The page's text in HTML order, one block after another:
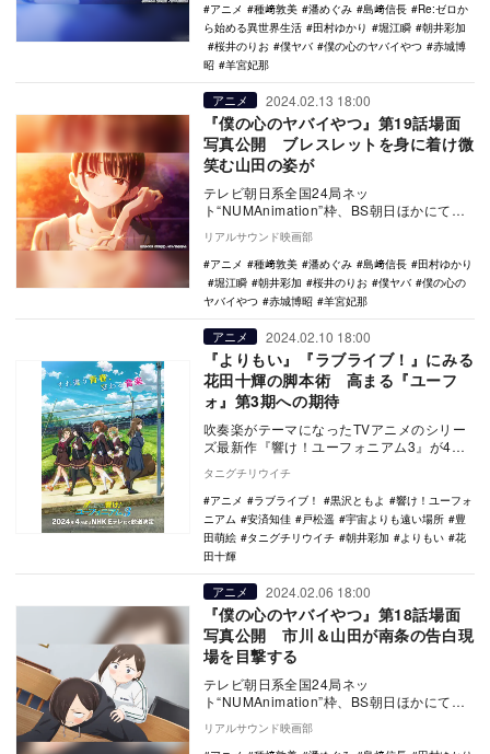
アニメ
種﨑敦美 潘めぐみ 島﨑信長
Re:ゼロか
ら始める異世界生活
田村ゆかり 堀江瞬
朝井彩加
桜井のりお
僕ヤバ 僕の心のヤバイやつ
赤城博
昭
羊宮妃那
アニメ 2024.02.13 18:00
『僕の心のヤバイやつ』第19話場面
写真公開 ブレスレットを身に着け微
笑む山田の姿が
テレビ朝日系全国24局ネッ
ト“NUMAnimation”枠、BS朝日ほかにて放
送中のTVアニメ『僕の心のヤバイやつ』第
19話（第…
リアルサウンド映画部
アニメ
種﨑敦美 潘めぐみ 島﨑信長
田村ゆかり
堀江瞬
朝井彩加 桜井のりお 僕ヤバ
僕の心の
ヤバイやつ
赤城博昭 羊宮妃那
アニメ 2024.02.10 18:00
『よりもい』『ラブライブ！』にみる
花田十輝の脚本術 高まる『ユーフ
ォ』第3期への期待
吹奏楽がテーマになったTVアニメのシリー
ズ最新作『響け！ユーフォニアム3』が4月7
れま…
タニグチリウイチ
アニメ
ラブライブ！ 黒沢ともよ
響け！ユーフォ
ニアム
安済知佳 戸松遥 宇宙よりも遠い場所
豊
田萌絵
タニグチリウイチ 朝井彩加 よりもい
花
田十輝
アニメ 2024.02.06 18:00
『僕の心のヤバイやつ』第18話場面
写真公開 市川＆山田が南条の告白現
場を目撃する
テレビ朝日系全国24局ネッ
ト“NUMAnimation”枠、BS朝日ほかにて放
送中のTVアニメ『僕の心のヤバイやつ』第
18話（第…
リアルサウンド映画部